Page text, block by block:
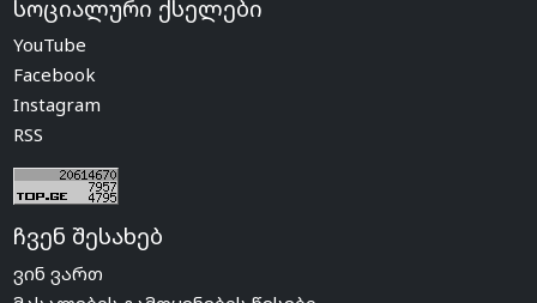
სოციალური ქსელები
YouTube
Facebook
Instagram
RSS
ჩვენ შესახებ
ვინ ვართ